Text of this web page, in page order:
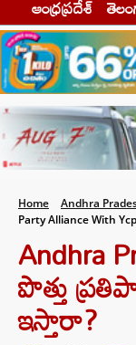
ఆంధ్రప్రదేశ్
Home Andhra
Party Alliance With
Andhra
పొత్తు
ఇస్తారా?